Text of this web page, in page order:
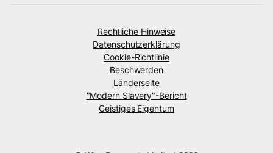
Rechtliche Hinweise
Datenschutzerklärung
Cookie-Richtlinie
Beschwerden
Länderseite
"Modern Slavery"-Bericht
Geistiges Eigentum